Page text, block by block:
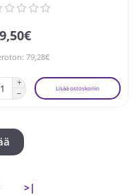
79,28€
Lisää ostoskoriin
>|